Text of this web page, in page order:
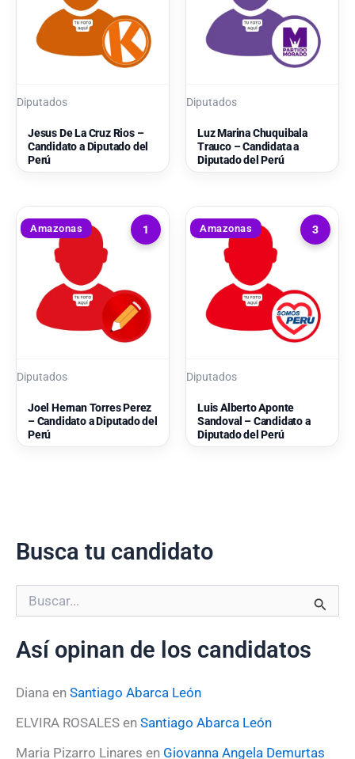
Diputados
Jesus De La Cruz Rios –
Candidato a Diputado del
Perú
Diputados
Luz Marina Chuquibala
Trauco – Candidata a
Diputado del Perú
1
Amazonas
Diputados
Joel Hernan Torres Perez
– Candidato a Diputado del
Perú
3
Amazonas
Diputados
Luis Alberto Aponte
Sandoval – Candidato a
Diputado del Perú
Busca tu candidato
u
c
p
r
Así opinan de los candidatos
Diana en Santiago Abarca León
ELVIRA ROSALES en Santiago Abarca León
Maria Pizarro Linares en Giovanna Angela Demurtas